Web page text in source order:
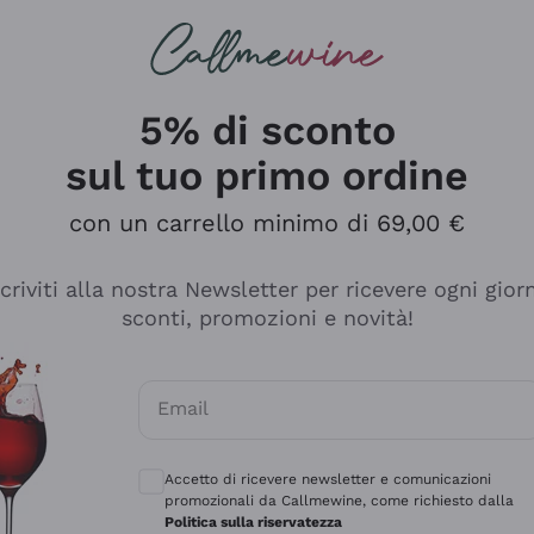
è male ma secondo me ci sono alternative che
5% di sconto
sul tuo primo ordine
con un carrello minimo di 69,00 €
alla nostra Newsletter per ricevere ogni
sconti, promozioni e novità!
Email
Accetto di ricevere newsletter e comunicazioni
promozionali da Callmewine, come richiesto dalla
Politica sulla riservatezza